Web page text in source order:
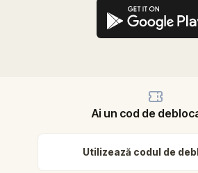
Ai un cod de
Utilizează codul de